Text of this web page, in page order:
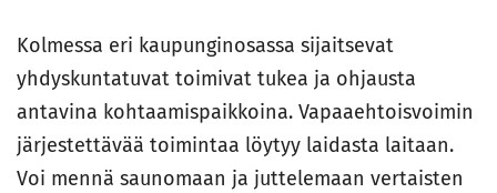
Kolmessa eri kaupunginosassa sijaitsevat
yhdyskuntatuvat toimivat tukea ja ohjausta
antavina kohtaamispaikkoina. Vapaaehtoisvoimin
järjestettävää toimintaa löytyy laidasta laitaan.
Voi mennä saunomaan ja juttelemaan vertaisten